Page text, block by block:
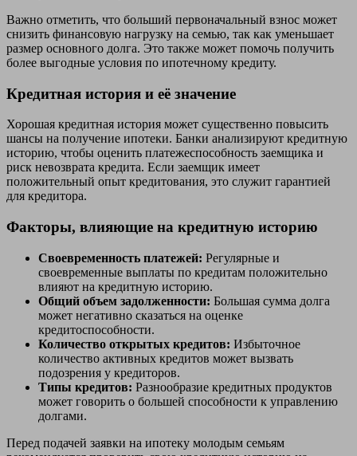
Важно отметить, что больший первоначальный взнос может
снизить финансовую нагрузку на семью, так как уменьшает
размер основного долга. Это также может помочь получить
более выгодные условия по ипотечному кредиту.
Кредитная история и её значение
Хорошая кредитная история может существенно повысить
шансы на получение ипотеки. Банки анализируют кредитную
историю, чтобы оценить платежеспособность заемщика и
риск невозврата кредита. Если заемщик имеет
положительный опыт кредитования, это служит гарантией
для кредитора.
Факторы, влияющие на кредитную историю
Своевременность платежей: Регулярные и
своевременные выплаты по кредитам положительно
влияют на кредитную историю.
Общий объем задолженности: Большая сумма долга
может негативно сказаться на оценке
кредитоспособности.
Количество открытых кредитов: Избыточное
количество активных кредитов может вызвать
подозрения у кредиторов.
Типы кредитов: Разнообразие кредитных продуктов
может говорить о большей способности к управлению
долгами.
Перед подачей заявки на ипотеку молодым семьям